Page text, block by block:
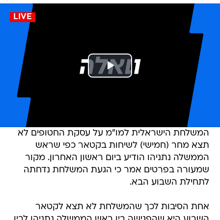
LIVE
המשלחת הישראלית למו"מ על עסקת החטופים לא
תצא מחר (חמישי) לשיחות בקטאר כפי שראש
הממשלה נתניהו הודיע ביום ראשון האחרון. מקור
שמעורה בפרטים אמר כי הגעת המשלחת נדחתה
לתחילת השבוע הבא.
אחת הסיבות לכך שהמשלחת לא תצא לקטאר